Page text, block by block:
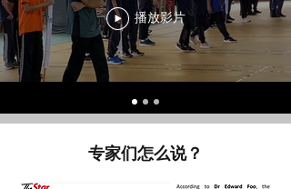
播放影片
专家们怎么说？